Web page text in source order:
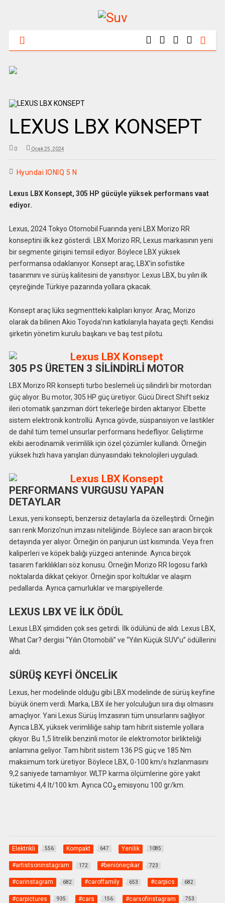
LEXUS LBX KONSEPT
0 Ocak 25, 2024
Hyundai IONIQ 5 N
Lexus LBX Konsept, 305 HP gücüyle yüksek performans vaat
ediyor.
Lexus, 2024 Tokyo Otomobil Fuarında yeni LBX Morizo RR
konseptini ilk kez gösterdi. LBX Morizo RR, Lexus markasının yeni
bir segmente girişini temsil ediyor. Böylece LBX yüksek
performansa odaklanıyor. Konsept araç, LBX’in sofistike
tasarımını ve sürüş kalitesini de yansıtıyor. Lexus LBX, bu yılın ilk
çeyreğinde Türkiye pazarında yollara çıkacak.
Konsept araç lüks segmentteki kalıpları kırıyor. Araç, Morizo
olarak da bilinen Akio Toyoda’nın katkılarıyla hayata geçti. Kendisi
şirketin yönetim kurulu başkanı ve baş test pilotu.
305 PS ÜRETEN 3 SİLİNDİRLİ MOTOR
LBX Morizo RR konsepti turbo beslemeli üç silindirli bir motordan
güç alıyor. Bu motor, 305 HP güç üretiyor. Gücü Direct Shift sekiz
ileri otomatik şanzıman dört tekerleğe birden aktarıyor. Elbette
sistem elektronik kontrollü. Ayrıca gövde, süspansiyon ve lastikler
de dahil tüm temel unsurlar performans hedefliyor. Geliştirme
ekibi aerodinamik verimlilik için özel çözümler kullandı. Örneğin
yüksek hızlı hava yarışları dünyasındaki teknolojileri uyguladı.
PERFORMANS VURGUSU YAPAN
DETAYLAR
Lexus, yeni konsepti, benzersiz detaylarla da özelleştirdi. Örneğin
sarı renk Morizo’nun imzası niteliğinde. Böylece sarı aracın birçok
detayında yer alıyor. Örneğin ön panjurun üst kısmında. Veya fren
kaliperleri ve köpek balığı yüzgeci anteninde. Ayrıca birçok
tasarım farklılıkları söz konusu. Örneğin Morizo RR logosu farklı
noktalarda dikkat çekiyor. Örneğin spor koltuklar ve alaşım
pedallarda. Ayrıca çamurluklar ve marşpiyellerde.
LEXUS LBX VE İLK ÖDÜL
Lexus LBX şimdiden çok ses getirdi. İlk ödülünü de aldı. Lexus LBX,
What Car? dergisi “Yılın Otomobili” ve “Yılın Küçük SUV’u” ödüllerini
aldı.
SÜRÜŞ KEYFİ ÖNCELİK
Lexus, her modelinde olduğu gibi LBX modelinde de sürüş keyfine
büyük önem verdi. Marka, LBX ile her yolculuğun sıra dışı olmasını
amaçlıyor. Yani Lexus Sürüş İmzasının tüm unsurlarını sağlıyor.
Ayrıca LBX, yüksek verimliliğe sahip tam hibrit sistemle yollara
çıkıyor. Bu 1,5 litrelik benzinli motor ile elektromotor birlikteliği
anlamına geliyor. Tam hibrit sistem 136 PS güç ve 185 Nm
maksimum tork üretiyor. Böylece LBX, 0-100 km/s hızlanmasını
9,2 saniyede tamamlıyor. WLTP karma ölçümlerine göre yakıt
tüketimi 4,4 lt/100 km. Ayrıca CO2emisyonu 100 gr/km.
Elektrikli 556 Kompakt 647 Yenilik 1085
#artistsoninstagram 172 #beniöneçıkar 723
#carinstagram 682 #caroffamily 653 #carpics 682
#carpictures 935 #cars 156 #carsofinstagram 753